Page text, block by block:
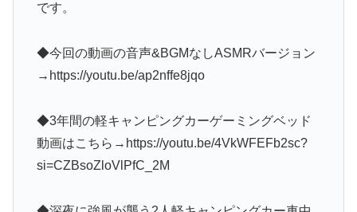
です。
◆今回の動画の音声&BGMなしASMRバージョン
→https://youtu.be/ap2nffe8jqo
◆3年間の軽キャンピングカーゲーミングベッド
動画はこちら→https://youtu.be/4VkWFEFb2sc?
si=CZBsoZloVlPfC_2M